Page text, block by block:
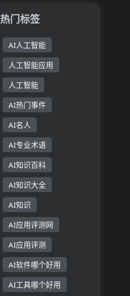
热门标签
AI人工智能
人工智能应用
人工智能
AI热门事件
AI名人
AI专业术语
AI知识百科
AI知识大全
AI知识
AI应用评测网
AI应用评测
AI软件哪个好用
AI工具哪个好用